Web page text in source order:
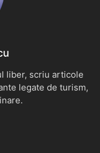
liber, scriu articole
legate de turism,